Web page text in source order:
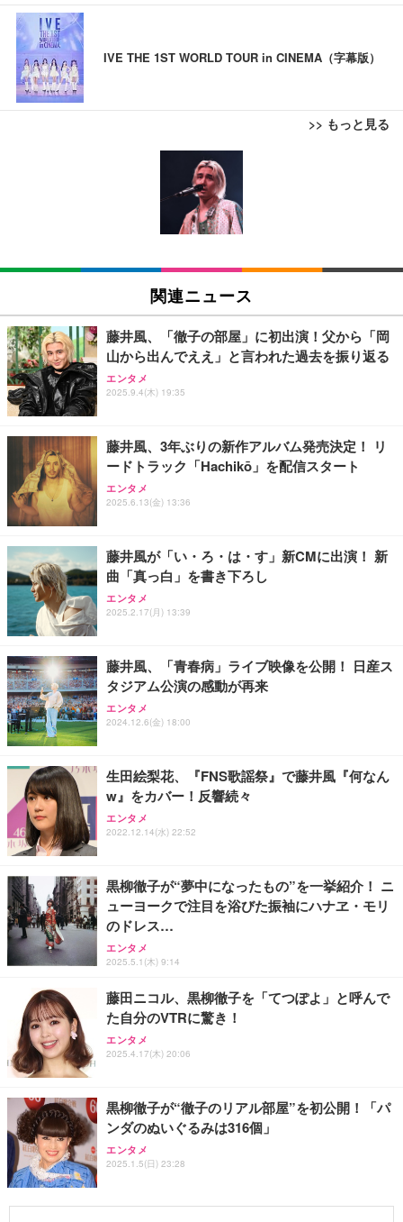
IVE THE 1ST WORLD TOUR in CINEMA（字幕版）
>> もっと見る
ブラックニッカ ニッカ Nikka ウィスキー4000ml ブ
ラックニッカクリア ウヰスキー 【日本 アサヒ ウィ
スキー】 大容量 お得 4リットル
【Amazon.co.jp限定】コロナ・エキストラ Corona
ト] [ギフトBox入り]
霧島酒造 チューパック黒霧島 25度 [ 焼酎 宮崎県 18
00ml×2本 ]
アサヒ スーパードライ [缶] 135ml x 24本 [ケース販
売] [アサヒ 国産 ビール 缶 ALC 5%] LT-1226
天羽の梅 1800ml （ハイボールの元 焼酎用）[天羽飲
料製造 東京都]
松阪牛 グルメ ハンバーグ 【誕生日ギフトセット】
誕生日プレゼント 高級 ハンバーグ 肉 ギフト 牛肉
食べ物 冷凍 高級 内祝 お返し 人気 お取り寄せ グル
メ 出産 男性 土産 女性 お父さん お母さん
松阪牛 グルメ ハンバーグ【オレンジ花束カード】
べ物 冷凍 高級 プレゼント 内祝 お返し 人気 お取り
寄せ グルメ
父の日ギフト 松阪牛 グルメ ハンバーグ【父の日短
冊 ブルー花束カード】父の日 食べ物 肉 父 お父さん
お取り寄せグルメ おつまみ ハンバーグギフト 冷凍
お中元 ギフト 【TV紹介されました♪】 純系 名古屋
コーチン 燻製 4種 セット おつまみ お取り寄せグル
メ 100％国産 高級 地鶏 お肉 ハム ソーセージ 冷凍
Butz Delicatessen おつまみアソートセット 【誕生
日用（バースデーカード付き）】 おつまみセット 6
品 食べ比べ ご自宅用 お中元 合鴨 牛タン ロースト
関連ニュース
藤井風、「徹子の部屋」に初出演！父から「岡
山から出んでええ」と言われた過去を振り返る
エンタメ
2025.9.4(木) 19:35
藤井風、3年ぶりの新作アルバム発売決定！ リ
ードトラック「Hachikō」を配信スタート
エンタメ
2025.6.13(金) 13:36
藤井風が「い・ろ・は・す」新CMに出演！ 新
曲「真っ白」を書き下ろし
エンタメ
2025.2.17(月) 13:39
藤井風、「青春病」ライブ映像を公開！ 日産ス
タジアム公演の感動が再来
エンタメ
2024.12.6(金) 18:00
生田絵梨花、『FNS歌謡祭』で藤井風『何なん
w』をカバー！反響続々
エンタメ
2022.12.14(水) 22:52
黒柳徹子が“夢中になったもの”を一挙紹介！ ニ
ューヨークで注目を浴びた振袖にハナヱ・モリ
のドレス…
エンタメ
2025.5.1(木) 9:14
藤田ニコル、黒柳徹子を「てつぽよ」と呼んで
た自分のVTRに驚き！
エンタメ
2025.4.17(木) 20:06
黒柳徹子が“徹子のリアル部屋”を初公開！「パ
ンダのぬいぐるみは316個」
エンタメ
2025.1.5(日) 23:28